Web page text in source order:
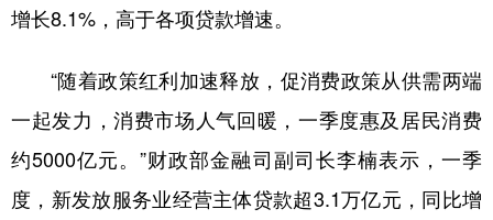
增长8.1%，高于各项贷款增速。
“随着政策红利加速释放，促消费政策从供需两端
一起发力，消费市场人气回暖，一季度惠及居民消费
约5000亿元。”财政部金融司副司长李楠表示，一季
度，新发放服务业经营主体贷款超3.1万亿元，同比增